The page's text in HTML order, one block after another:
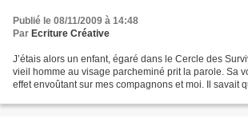
Publié le 08/11/2009 à 14:48
Par Ecriture Créative
J’étais alors un enfant, égaré dans le Cercle des
vieil homme au visage parcheminé prit la parole. Sa
effet envoûtant sur mes compagnons et moi. Il savait